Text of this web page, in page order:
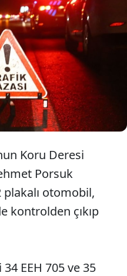
kaza yapan
ile kendilerine yardım
bir araç çarptı. Feci
3 kişi de yaralandı.
Koru Deresi
Porsuk
plakalı otomobil,
kontrolden çıkıp
EEH 705 ve 35